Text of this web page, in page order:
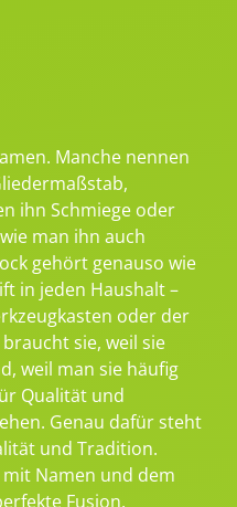
Manche nennen
ihn Schmiege oder
man ihn auch
gehört genauso wie
in jeden Haushalt –
oder der
sie, weil sie
weil man sie häufig
Qualität und
Genau dafür steht
und Tradition.
Namen und dem
Fusion.